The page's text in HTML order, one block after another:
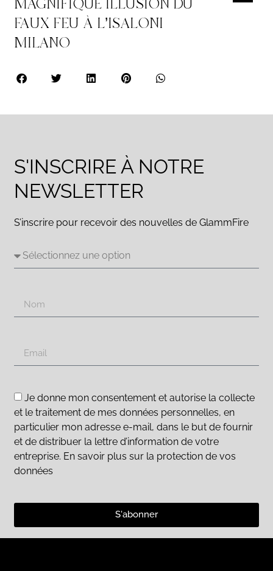
FAUX FEU À L’ISALONI
MILANO
S'INSCRIRE À NOTRE
NEWSLETTER
S’inscrire pour recevoir des nouvelles de GlammFire
Je donne mon consentement et autorise la collecte
et le traitement de mes données personnelles, en
particulier mon adresse e-mail, dans le but de fournir
et de distribuer la lettre d’information de votre
entreprise. En savoir plus sur la protection de vos
données
S'abonner